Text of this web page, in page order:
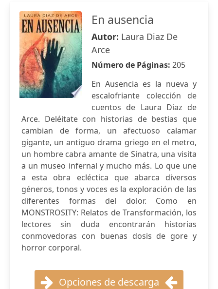
En ausencia
Autor: Laura Diaz De
Arce
Número de Páginas: 205
En Ausencia es la nueva y
escalofriante colección de
cuentos de Laura Diaz de
Arce. Deléitate con historias de bestias que
cambian de forma, un afectuoso calamar
gigante, un antiguo drama griego en el metro,
un hombre cabra amante de Sinatra, una visita
a un museo infernal y mucho más. Lo que une
a esta obra ecléctica que abarca diversos
géneros, tonos y voces es la exploración de las
diferentes formas del dolor. Como en
MONSTROSITY: Relatos de Transformación, los
lectores sin duda encontrarán historias
conmovedoras con buenas dosis de gore y
horror corporal.
Opciones de descarga